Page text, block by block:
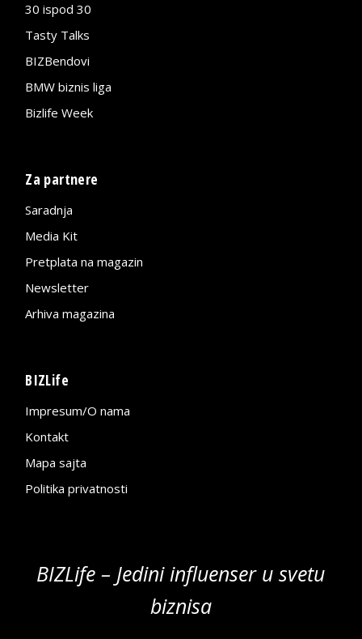
30 ispod 30
Tasty Talks
BIZBendovi
BMW biznis liga
Bizlife Week
Za partnere
Saradnja
Media Kit
Pretplata na magazin
Newsletter
Arhiva magazina
BIZLife
Impresum/O nama
Kontakt
Mapa sajta
Politika privatnosti
BIZLife – Jedini influenser u svetu
biznisa